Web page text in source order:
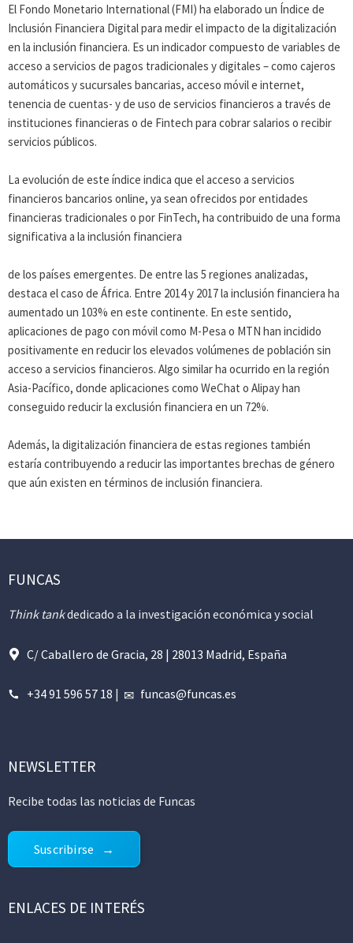
El Fondo Monetario International (FMI) ha elaborado un Índice de
Inclusión Financiera Digital para medir el impacto de la digitalización
en la inclusión financiera. Es un indicador compuesto de variables de
acceso a servicios de pagos tradicionales y digitales – como cajeros
automáticos y sucursales bancarias, acceso móvil e internet,
tenencia de cuentas- y de uso de servicios financieros a través de
instituciones financieras o de Fintech para cobrar salarios o recibir
servicios públicos.
La evolución de este índice indica que el acceso a servicios
financieros bancarios online, ya sean ofrecidos por entidades
financieras tradicionales o por FinTech, ha contribuido de una forma
significativa a la inclusión financiera
de los países emergentes. De entre las 5 regiones analizadas,
destaca el caso de África. Entre 2014 y 2017 la inclusión financiera ha
aumentado un 103% en este continente. En este sentido,
aplicaciones de pago con móvil como M-Pesa o MTN han incidido
positivamente en reducir los elevados volúmenes de población sin
acceso a servicios financieros. Algo similar ha ocurrido en la región
Asia-Pacífico, donde aplicaciones como WeChat o Alipay han
conseguido reducir la exclusión financiera en un 72%.
Además, la digitalización financiera de estas regiones también
estaría contribuyendo a reducir las importantes brechas de género
que aún existen en términos de inclusión financiera.
FUNCAS
Think tankdedicado a la investigación económica y social
C/ Caballero de Gracia, 28 | 28013 Madrid, España
+34 91 596 57 18 | funcas@funcas.es
NEWSLETTER
Recibe todas las noticias de Funcas
Suscribirse
ENLACES DE INTERÉS